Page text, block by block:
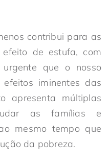
contribui para as
de estufa, com
que o nosso
iminentes das
apresenta múltiplas
as famílias e
mesmo tempo que
da pobreza.